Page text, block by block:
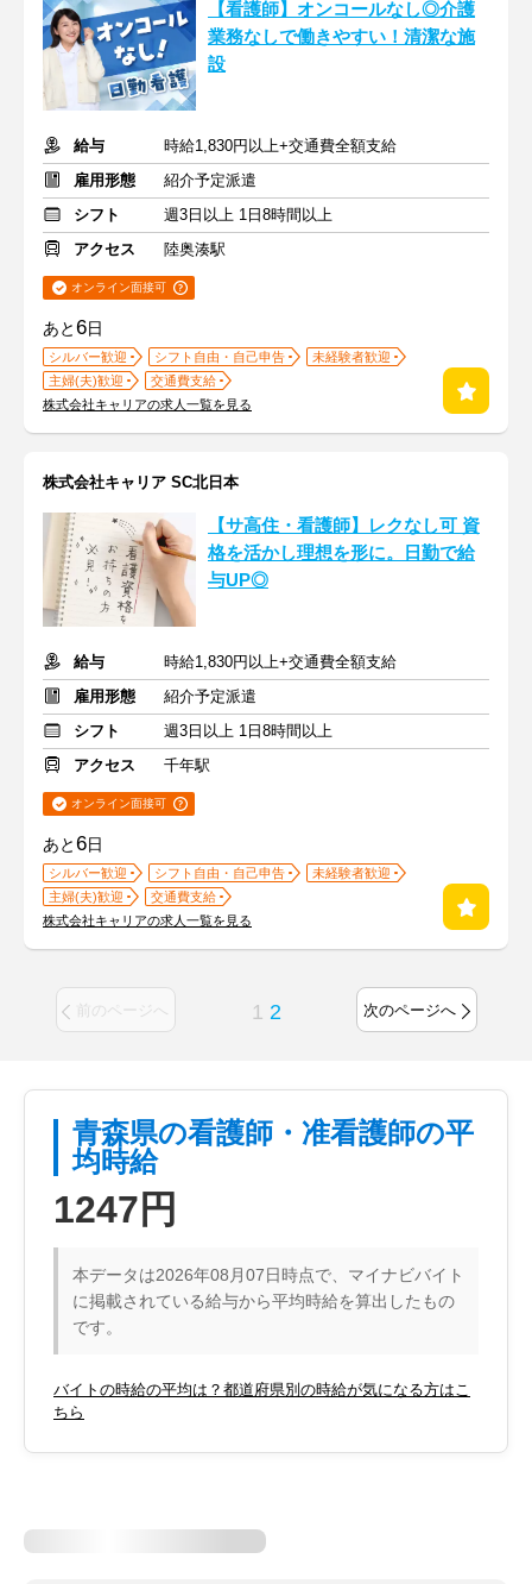
【看護師】オンコールなし◎介護
業務なしで働きやすい！清潔な施
設
給与
時給1,830円以上+交通費全額支給
雇用形態
紹介予定派遣
シフト
週3日以上 1日8時間以上
アクセス
陸奥湊駅
オンライン面接可
あと6日
シルバー歓迎 シフト自由・自己申告
未経験者歓迎
主婦(夫)歓迎
交通費支給
株式会社キャリアの求人一覧を見る
株式会社キャリア SC北日本
【サ高住・看護師】レクなし可 資
格を活かし理想を形に。日勤で給
与UP◎
給与
時給1,830円以上+交通費全額支給
雇用形態
紹介予定派遣
シフト
週3日以上 1日8時間以上
アクセス
千年駅
オンライン面接可
あと6日
シルバー歓迎 シフト自由・自己申告
未経験者歓迎
主婦(夫)歓迎
交通費支給
株式会社キャリアの求人一覧を見る
前のページへ 1 2 次のページへ
青森県の看護師・准看護師の平
均時給
1247円
本データは2026年08月07日時点で、マイナビバイト
に掲載されている給与から平均時給を算出したもの
です。
バイトの時給の平均は？都道府県別の時給が気になる方はこ
ちら